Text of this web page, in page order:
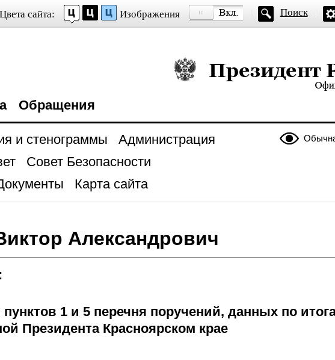
Цвета сайта: Изображения Поиск
Президент России —
Обращения
и стенограммы
Администрация
Совет Безопасности
Карта сайта
Александрович
1 и 5 перечня поручений, данных по
Президента Красноярском крае